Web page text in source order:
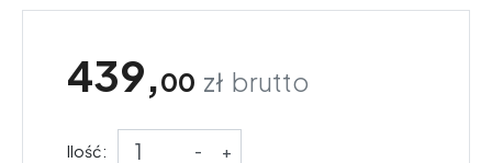
439,00 zł brutto
Ilość: - +